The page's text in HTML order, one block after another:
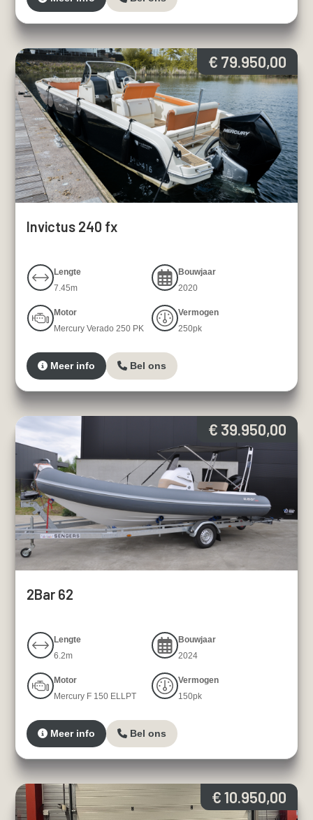
€ 79.950,00
Invictus 240 fx
Lengte
7.45m
Bouwjaar
2020
Motor
Mercury Verado 250 PK
Vermogen
250pk
Meer info Bel ons
€ 39.950,00
2Bar 62
Lengte
6.2m
Bouwjaar
2024
Motor
Mercury F 150 ELLPT
Vermogen
150pk
Meer info Bel ons
€ 10.950,00